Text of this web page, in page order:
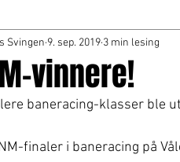
vinnere!
Svingen 9. sep. 2019 3 min lesing
baneracing-klasser ble
finaler i baneracing på